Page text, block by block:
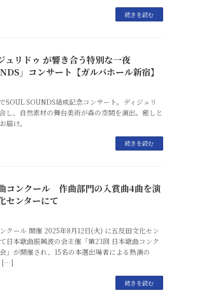
続きを読む
ュリドゥ が響き合う特別な一夜
」コンサート【ガルバホール新宿】
SOUL SOUNDS結成記念コンサート。ディジュリ
し、自然素材の舞台美術が森の空間を演出。癒しと
届け。
続きを読む
コンクール 作曲部門の入賞曲4曲を演
ンターにて
クール 開催 2025年8月12日(火) に五反田文化セン
日本歌曲振興波の会主催「第23回 日本歌曲コンク
」が開催され、15名の本選出場者による熱演の
[…]
続きを読む